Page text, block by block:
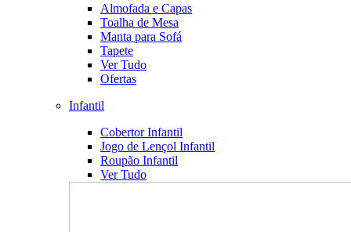
Almofada e Capas
Toalha de Mesa
Manta para Sofá
Tapete
Ver Tudo
Ofertas
Infantil
Cobertor Infantil
Jogo de Lençol Infantil
Roupão Infantil
Ver Tudo